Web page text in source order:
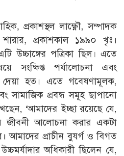
প্রকাশস্থল লাক্ষ্ণৌ, সম্পাদক
প্রকাশকাল ১৯৯০ খৃঃ।
উচ্চাঙ্গের পত্রিকা ছিল। এতে
সংক্ষিপ্ত পর্যালোচনা এবং
দেয়া হত। এতে গবেষণামূলক,
সামাজিক প্রবন্ধ সমূহ ছাপানো
‘আমাদের ইচ্ছা রয়েছে যে,
জীবনী আলোচনা করার একটা
আমাদের প্রাচীন বুযর্গ ও বিগত
অধিকারী ছিলেন যে,